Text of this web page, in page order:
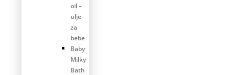
oil –
ulje
za
bebe
Baby
Milky
Bath